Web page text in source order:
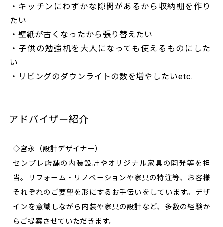
・キッチンにわずかな隙間があるから収納棚を作り
たい
・壁紙が古くなったから張り替えたい
・子供の勉強机を大人になっても使えるものにした
い
・リビングのダウンライトの数を増やしたいetc.
アドバイザー紹介
◇宮永（設計デザイナー）
センプレ店舗の内装設計やオリジナル家具の開発等を担
当。リフォーム・リノベーションや家具の特注等、お客様
それぞれのご要望を形にするお手伝いをしています。デザ
インを意識しながら内装や家具の設計など、多数の経験か
らご提案させていただきます。